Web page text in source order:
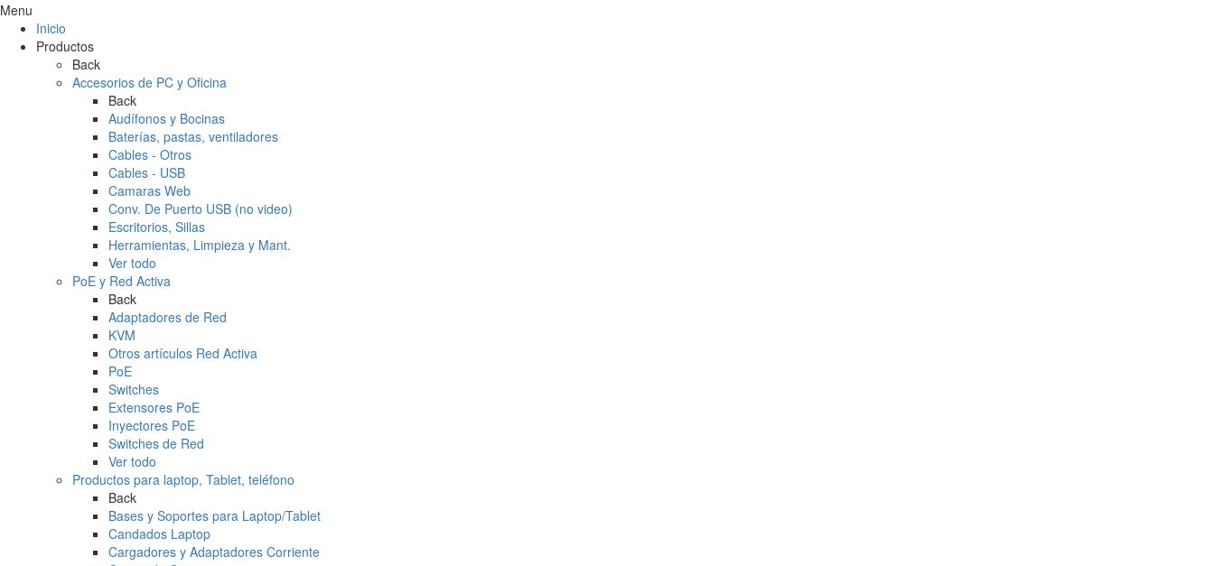
Menu
Inicio
Productos
Back
Accesorios de PC y Oficina
Back
Audífonos y Bocinas
Baterías, pastas, ventiladores
Cables - Otros
Cables - USB
Camaras Web
Conv. De Puerto USB (no video)
Escritorios, Sillas
Herramientas, Limpieza y Mant.
Ver todo
PoE y Red Activa
Back
Adaptadores de Red
KVM
Otros artículos Red Activa
PoE
Switches
Extensores PoE
Inyectores PoE
Switches de Red
Ver todo
Productos para laptop, Tablet, teléfono
Back
Bases y Soportes para Laptop/Tablet
Candados Laptop
Cargadores y Adaptadores Corriente